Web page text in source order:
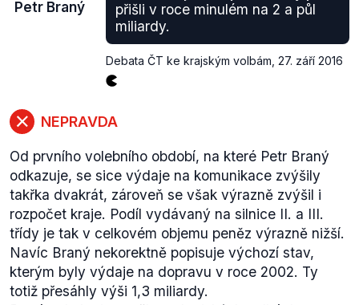
Petr Braný
přišli v roce minulém na 2 a půl
miliardy.
Debata ČT ke krajským volbám 27. září 2016
NEPRAVDA
Od prvního volebního období, na které Petr Braný
odkazuje, se sice výdaje na komunikace zvýšily
takřka dvakrát, zároveň se však výrazně zvýšil i
rozpočet kraje. Podíl vydávaný na silnice II. a III.
třídy je tak v celkovém objemu peněz výrazně nižší.
Navíc Braný nekorektně popisuje výchozí stav,
kterým byly výdaje na dopravu v roce 2002. Ty
totiž přesáhly výši 1,3 miliardy.